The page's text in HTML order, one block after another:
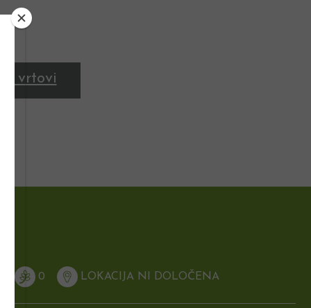
vrtovi
0 LOKACIJA NI DOLOČENA